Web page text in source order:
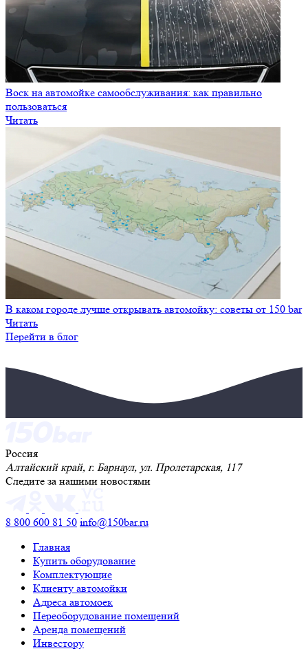
Воск на автомойке самообслуживания: как правильно
пользоваться
Читать
В каком городе лучше открывать автомойку: советы от 150 bar
Читать
Перейти в блог
Россия
Алтайский край, г. Барнаул, ул. Пролетарская, 117
Следите за нашими новостями
8 800 600 81 50 info@150bar.ru
Главная
Купить оборудование
Комплектующие
Клиенту автомойки
Адреса автомоек
Переоборудование помещений
Аренда помещений
Инвестору